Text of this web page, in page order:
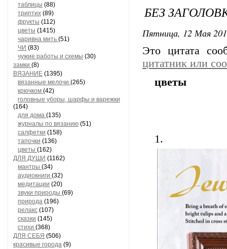
таблицы (88)
триптих (89)
фрукты (112)
цветы (1415)
чаривна мить (51)
ЧИ (83)
чужие работы и схемы (30)
замки (8)
ВЯЗАНИЕ (1395)
вязанные мелочи (265)
крючком (42)
головные уборы, шарфы и варежки
(164)
для дома (135)
журналы по вязанию (51)
салфетки (158)
тапочки (136)
цветы (162)
ДЛЯ ДУШИ (1162)
мантры (34)
аудиокниги (32)
медитации (20)
звуки природы (69)
природа (196)
релакс (107)
сказки (145)
стихи (368)
ДЛЯ СЕБЯ (506)
красивые города (9)
БЕЗ
Пятница, 12 Мая
Это цитата
цитатник или
цветы
1.